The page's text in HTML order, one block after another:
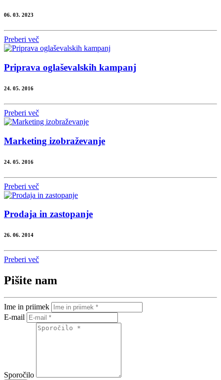
06. 03. 2023
Preberi več
Priprava oglaševalskih kampanj
24. 05. 2016
Preberi več
Marketing izobraževanje
24. 05. 2016
Preberi več
Prodaja in zastopanje
26. 06. 2014
Preberi več
Pišite nam
Ime in priimek
E-mail
Sporočilo